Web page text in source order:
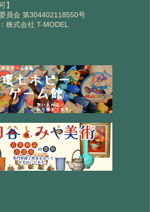
】
員会 第304402118550号
株式会社 T-MODEL